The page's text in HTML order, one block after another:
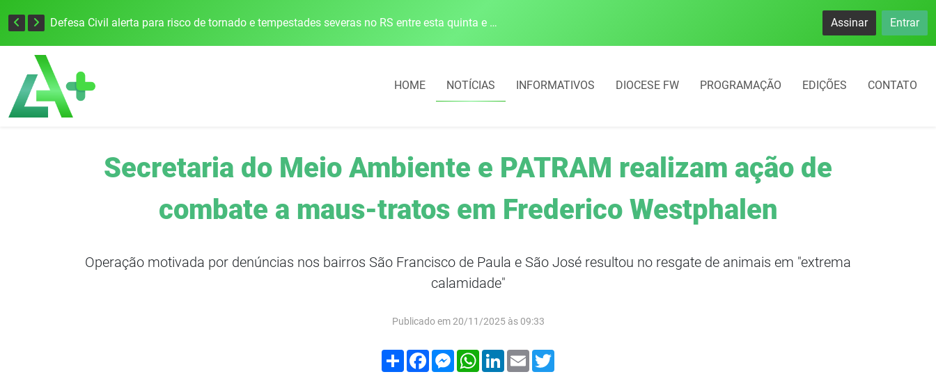
Defesa Civil alerta para risco de tornado e tempestades severas no RS entre esta quinta e sexta-feira Assinar Entrar
HOME NOTÍCIAS INFORMATIVOS DIOCESE FW PROGRAMAÇÃO EDIÇÕES CONTATO
Secretaria do Meio Ambiente e PATRAM realizam ação de
combate a maus-tratos em Frederico Westphalen
Operação motivada por denúncias nos bairros São Francisco de Paula e São José resultou no resgate de animais em "extrema
calamidade"
Publicado em 20/11/2025 às 09:33
Compartilhar
FacebookMessenger
WhatsApp
LinkedIn
Email